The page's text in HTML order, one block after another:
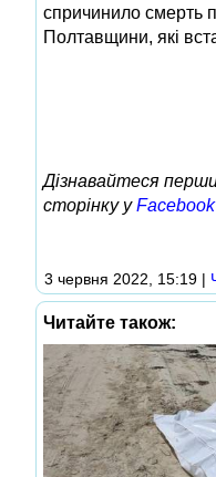
спричинило смерть
Полтавщини, які
Дізнавайтеся
сторінку уFacebook
3 червня 2022, 15:19 |
Читайте також: